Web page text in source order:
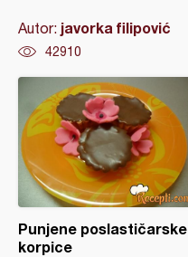
Autor: javorka filipović
42910
Punjene poslastičarske
korpice